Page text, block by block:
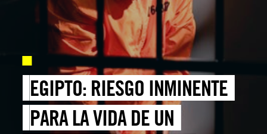
EGIPTO: RIESGO INMINENTE
PARA LA VIDA DE UN